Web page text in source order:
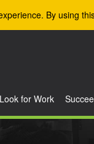
By using
Look for Work